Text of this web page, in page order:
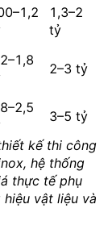
1,3–2
tỷ
2–3 tỷ
3–5 tỷ
kế thi công
hệ thống
thực tế phụ
vật liệu và